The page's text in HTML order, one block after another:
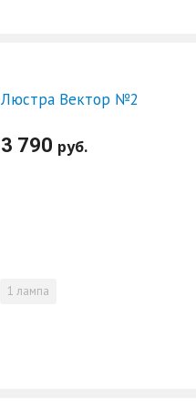
Люстра Вектор №2
3 790 руб.
1 лампа